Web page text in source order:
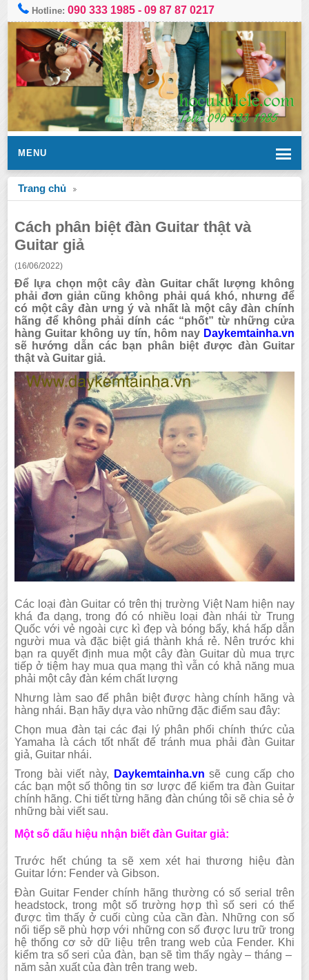
Hotline:090 333 1985 -09 87 87 0217
MENU
Trang chủ
Cách phân biệt đàn Guitar thật và
Guitar giả
(16/06/2022)
Để lựa chọn một cây đàn Guitar chất lượng không
phải đơn giản cũng không phải quá khó, nhưng để
có một cây đàn ưng ý và nhất là một cây đàn chính
hãng để không phải dính các “phốt” từ những cửa
hàng Guitar không uy tín, hôm nay Daykemtainha.vn
sẽ hướng dẫn các bạn phân biệt được đàn Guitar
thật và Guitar giả.
Các loại đàn Guitar có trên thị trường Việt Nam hiện nay
khá đa dạng, trong đó có nhiều loại đàn nhái từ Trung
Quốc với vẻ ngoài cực kì đẹp và bóng bẩy, khá hấp dẫn
người mua và đặc biệt giá thành khá rẻ. Nên trước khi
bạn ra quyết định mua một cây đàn Guitar dù mua trực
tiếp ở tiệm hay mua qua mạng thì vẫn có khả năng mua
phải một cây đàn kém chất lượng
Nhưng làm sao để phân biệt được hàng chính hãng và
hàng nhái. Bạn hãy dựa vào những đặc điểm sau đây:
Chọn mua đàn tại các đại lý phân phối chính thức của
Yamaha là cách tốt nhất để tránh mua phải đàn Guitar
giả, Guitar nhái.
Trong bài viết này,
Daykemtainha.vn sẽ cung cấp cho
các bạn một số thông tin sơ lược để kiểm tra đàn Guitar
chính hãng. Chi tiết từng hãng đàn chúng tôi sẽ chia sẻ ở
những bài viết sau.
Một số dấu hiệu nhận biết đàn Guitar giả:
Trước hết chúng ta sẽ xem xét hai thương hiệu đàn
Guitar lớn: Fender và Gibson.
Đàn Guitar Fender chính hãng thường có số serial trên
headstock, trong một số trường hợp thì số seri có thể
được tìm thấy ở cuối cùng của cần đàn. Những con số
nối tiếp sẽ phù hợp với những con số được lưu trữ trong
hệ thống cơ sở dữ liệu trên trang web của Fender. Khi
kiểm tra số seri của đàn, bạn sẽ tìm thấy ngày – tháng –
năm sản xuất của đàn trên trang web.